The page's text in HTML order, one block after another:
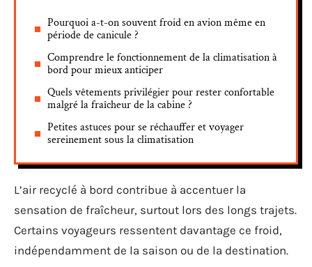
Pourquoi a-t-on souvent froid en avion même en
période de canicule ?
Comprendre le fonctionnement de la climatisation à
bord pour mieux anticiper
Quels vêtements privilégier pour rester confortable
malgré la fraîcheur de la cabine ?
Petites astuces pour se réchauffer et voyager
sereinement sous la climatisation
L’air recyclé à bord contribue à accentuer la
sensation de fraîcheur, surtout lors des longs trajets.
Certains voyageurs ressentent davantage ce froid,
indépendamment de la saison ou de la destination.